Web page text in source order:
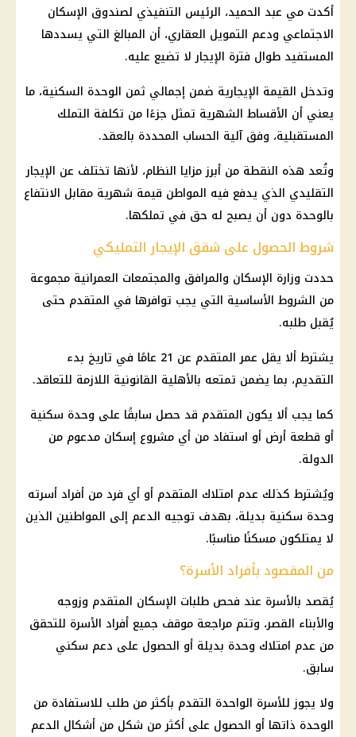
أكدت مي عبد الحميد، الرئيس التنفيذي لصندوق الإسكان
الاجتماعي ودعم التمويل العقاري، أن المبالغ التي يسددها
المستفيد طوال فترة الإيجار لا تضيع عليه.
وتدخل القيمة الإيجارية ضمن إجمالي ثمن الوحدة السكنية، ما
يعني أن الأقساط الشهرية تمثل جزءًا من تكلفة التملك
المستقبلية، وفق آلية الحساب المحددة بالعقد.
وتُعد هذه النقطة من أبرز مزايا النظام، لأنها تختلف عن الإيجار
التقليدي الذي يدفع فيه المواطن قيمة شهرية مقابل الانتفاع
بالوحدة دون أن يصبح له حق في تملكها.
شروط الحصول على شقق الإيجار التمليكي
حددت وزارة الإسكان والمرافق والمجتمعات العمرانية مجموعة
من الشروط الأساسية التي يجب توافرها في المتقدم حتى
يُقبل طلبه.
يشترط ألا يقل عمر المتقدم عن 21 عامًا في تاريخ بدء
التقديم، بما يضمن تمتعه بالأهلية القانونية اللازمة للتعاقد.
كما يجب ألا يكون المتقدم قد حصل سابقًا على وحدة سكنية
أو قطعة أرض أو استفاد من أي مشروع إسكان مدعوم من
الدولة.
ويُشترط كذلك عدم امتلاك المتقدم أو أي فرد من أفراد أسرته
وحدة سكنية بديلة، بهدف توجيه الدعم إلى المواطنين الذين
لا يمتلكون مسكنًا مناسبًا.
من المقصود بأفراد الأسرة؟
يُقصد بالأسرة عند فحص طلبات الإسكان المتقدم وزوجه
والأبناء القصر، وتتم مراجعة موقف جميع أفراد الأسرة للتحقق
من عدم امتلاك وحدة بديلة أو الحصول على دعم سكني
سابق.
ولا يجوز للأسرة الواحدة التقدم بأكثر من طلب للاستفادة من
الوحدة ذاتها أو الحصول على أكثر من شكل من أشكال الدعم